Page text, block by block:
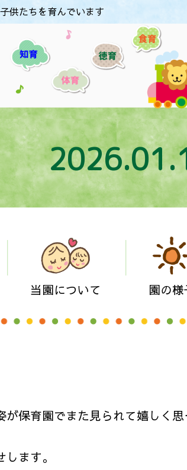
供たちを育んでいます
当園について 園の
保育園でまた見られて嬉しく思
ます。